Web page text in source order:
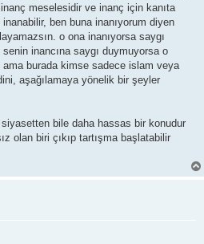
meselesidir ve inanç için kanıta
ben buna inanıyorum diyen
o ona inanıyorsa saygı
inancına saygı duymuyorsa o
burada kimse sadece islam veya
aşağılamaya yönelik bir şeyler
bile daha hassas bir konudur
olan biri çıkıp tartışma başlatabilir